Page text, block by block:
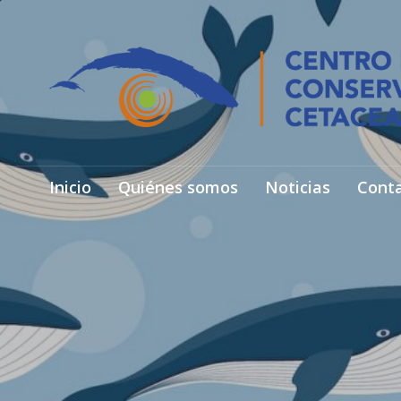
Inicio Quiénes somos Noticias